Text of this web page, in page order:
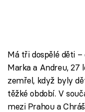
Má tři dospělé děti
Marka a Andreu, 27
zemřel, když byly
těžké období. V
mezi Prahou a